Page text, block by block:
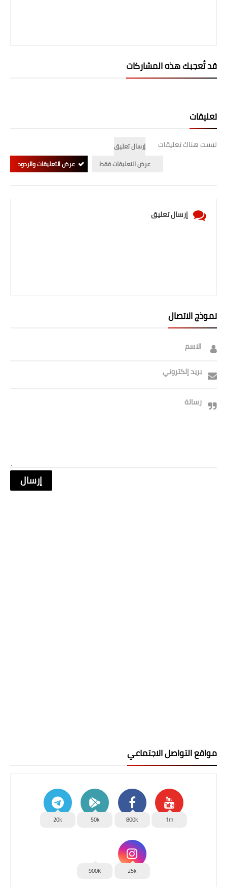
قد تُعجبك هذه المشاركات
تعليقات
ليست هناك تعليقات
إرسال تعليق
عرض التعليقات فقط
عرض التعليقات والردود
إرسال تعليق
نموذج الاتصال
الاسم
بريد إلكتروني
رسالة
مواقع التواصل الاجتماعي
1m
800k
50k
20k
25k
900K